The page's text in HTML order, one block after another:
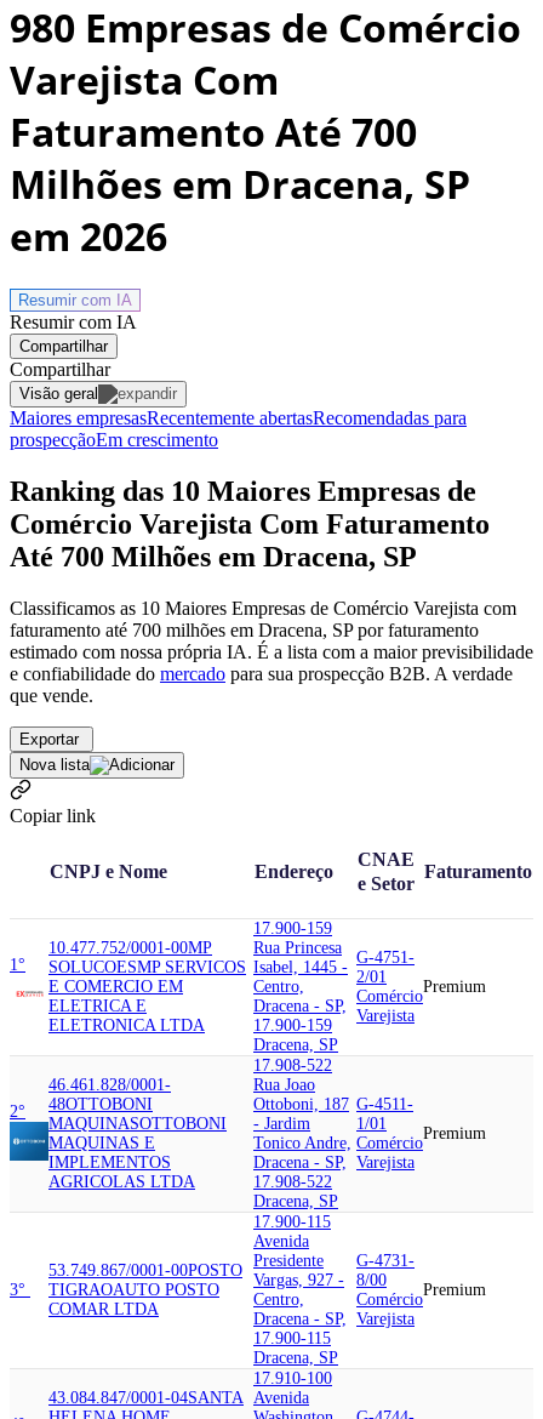
980 Empresas de Comércio
Varejista Com
Faturamento Até 700
Milhões em Dracena, SP
em 2026
Resumir com IA
Resumir com IA
Compartilhar
Compartilhar
Visão geral
Maiores empresasRecentemente abertasRecomendadas para
prospecçãoEm crescimento
Ranking das 10 Maiores Empresas de
Comércio Varejista Com Faturamento
Até 700 Milhões em Dracena, SP
Classificamos as 10 Maiores Empresas de Comércio Varejista com
faturamento até 700 milhões em Dracena, SP por faturamento
estimado com nossa própria IA. É a lista com a maior previsibilidade
e confiabilidade do mercado para sua prospecção B2B. A verdade
que vende.
Exportar
Nova lista
Copiar link
CNPJ e Nome Endereço
CNAE
e Setor
Faturamento
1°
10.477.752/0001-00MP
SOLUCOESMP SERVICOS
E COMERCIO EM
ELETRICA E
ELETRONICA LTDA
17.900-159
Rua Princesa
Isabel, 1445 -
Centro,
Dracena - SP,
17.900-159
Dracena, SP
G-4751-
2/01
Comércio
Varejista
Premium
2°
46.461.828/0001-
48OTTOBONI
MAQUINASOTTOBONI
MAQUINAS E
IMPLEMENTOS
AGRICOLAS LTDA
17.908-522
Rua Joao
Ottoboni, 187
- Jardim
Tonico Andre,
Dracena - SP,
17.908-522
Dracena, SP
G-4511-
1/01
Comércio
Varejista
Premium
3°
53.749.867/0001-00POSTO
TIGRAOAUTO POSTO
COMAR LTDA
17.900-115
Avenida
Presidente
Vargas, 927 -
Centro,
Dracena - SP,
17.900-115
Dracena, SP
G-4731-
8/00
Comércio
Varejista
Premium
43.084.847/0001-04SANTA
17.910-100
Avenida